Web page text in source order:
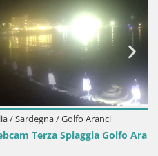
Aranci – Vista mare in diretta